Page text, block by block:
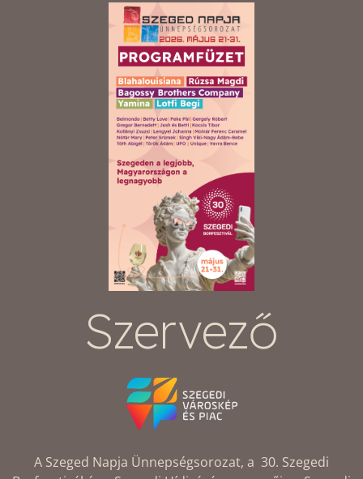
Szervező
A Szeged Napja Ünnepségsorozat, a 30. Szegedi